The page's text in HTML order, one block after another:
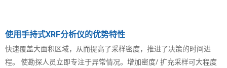
使用手持式XRF分析仪的优势特性
快速覆盖大面积区域，从而提高了采样密度，推进了决策的时间进
程。 使勘探人员立即专注于异常情况。增加密度/ 扩充采样可大程度